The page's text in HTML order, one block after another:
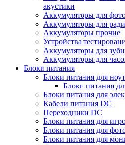
акустики
Аккумуляторы для
Аккумуляторы для
Аккумуляторы прочие
Устройства
Аккумуляторы для
Аккумуляторы для
Блоки питания
Блоки питания для
Блоки питания
Блоки питания для
Кабели питания DC
Переходники DC
Блоки питания для
Блоки питания для
Блоки питания для